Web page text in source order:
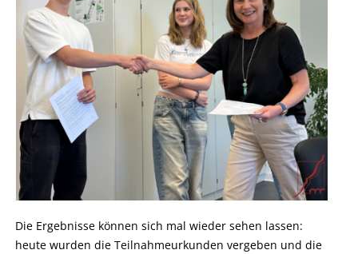
Die Ergebnisse können sich mal wieder sehen lassen:
heute wurden die Teilnahmeurkunden vergeben und die